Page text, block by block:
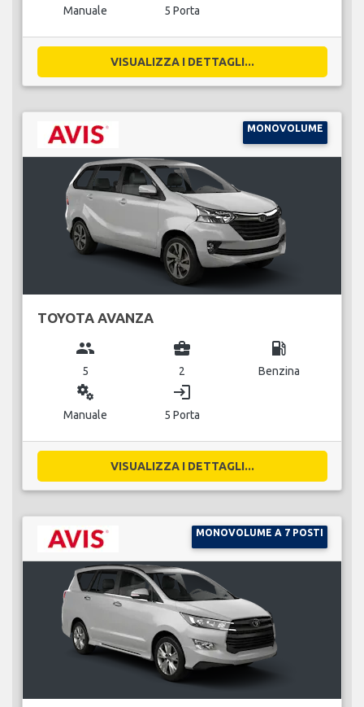
Manuale 5 Porta
VISUALIZZA I DETTAGLI...
MONOVOLUME
TOYOTA AVANZA
group
5
business_center
2
local_gas_station
Benzina
miscellaneous_services
Manuale
login
5 Porta
VISUALIZZA I DETTAGLI...
MONOVOLUME A 7 POSTI